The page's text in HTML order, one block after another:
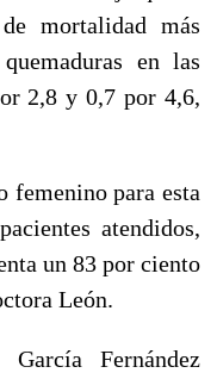
mortalidad más
en las
2,8 y 0,7 por 4,6,
femenino para esta
atendidos,
un 83 por ciento
León.
Fernández